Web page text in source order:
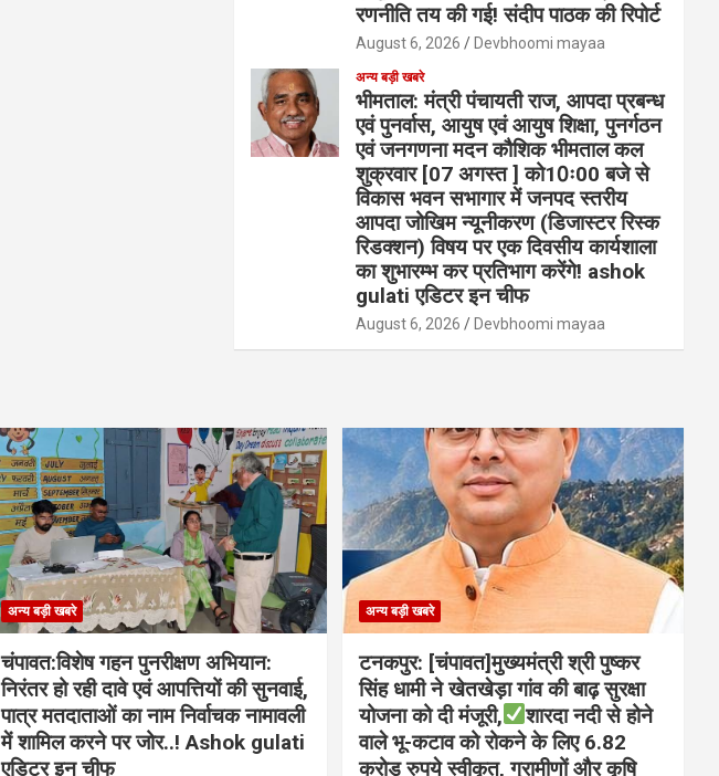
रणनीति तय की गई! संदीप पाठक की रिपोर्ट
August 6, 2026 Devbhoomi mayaa
अन्य बड़ी खबरे
भीमताल: मंत्री पंचायती राज, आपदा प्रबन्ध
एवं पुनर्वास, आयुष एवं आयुष शिक्षा, पुनर्गठन
एवं जनगणना मदन कौशिक भीमताल कल
शुक्रवार [07 अगस्त ] को10ः00 बजे से
विकास भवन सभागार में जनपद स्तरीय
आपदा जोखिम न्यूनीकरण (डिजास्टर रिस्क
रिडक्शन) विषय पर एक दिवसीय कार्यशाला
का शुभारम्भ कर प्रतिभाग करेंगे! ashok
gulati एडिटर इन चीफ
August 6, 2026 Devbhoomi mayaa
अन्य बड़ी खबरे
चंपावत:विशेष गहन पुनरीक्षण अभियान:
निरंतर हो रही दावे एवं आपत्तियों की सुनवाई,
पात्र मतदाताओं का नाम निर्वाचक नामावली
में शामिल करने पर जोर..! Ashok gulati
एडिटर इन चीफ
अन्य बड़ी खबरे
टनकपुर: [चंपावत]मुख्यमंत्री श्री पुष्कर
सिंह धामी ने खेतखेड़ा गांव की बाढ़ सुरक्षा
योजना को दी मंजूरी,
शारदा नदी से होने
वाले भू-कटाव को रोकने के लिए 6.82
करोड़ रुपये स्वीकृत, ग्रामीणों और कृषि